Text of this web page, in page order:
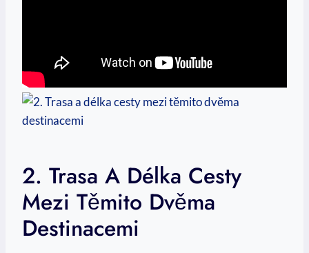
2. Trasa A⁢ Délka Cesty
⁤mezi Těmito Dvěma
Destinacemi